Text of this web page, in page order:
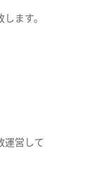
ます。
運営して